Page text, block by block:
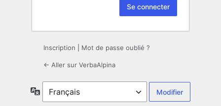
Inscription Mot de passe oublié ?
← Aller sur VerbaAlpina
Langue